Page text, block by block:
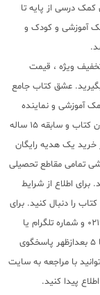
کمک درسی از پایه تا
کمک آموزشی و کودک و
تخفیف ویژه ، قیمت
عشق کتاب جامع
آموزشی و نماینده
مستقیم ناشران معتبر کمک آموزشی با بیش از 11000 عنوان کتاب و سابقه 15 ساله
خرید یک هدیه رایگان
تمامی مقاطع تحصیلی
برای اطلاع از شرایط
را دنبال کنید. برای
پیگیری سفارشات تهران شماره تلفن پشتیبانی 02166484008 و شماره تلگرام یا
واتس اپ 09203472622 می باشد که از ساعت 9 صبح تا 5 بعدازظهر پاسخگوی
با مراجعه به سایت
پیدا کنید.